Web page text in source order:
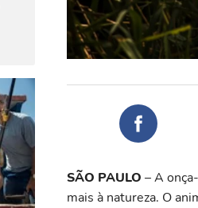
SÃO PAULO – A
mais à natureza. O